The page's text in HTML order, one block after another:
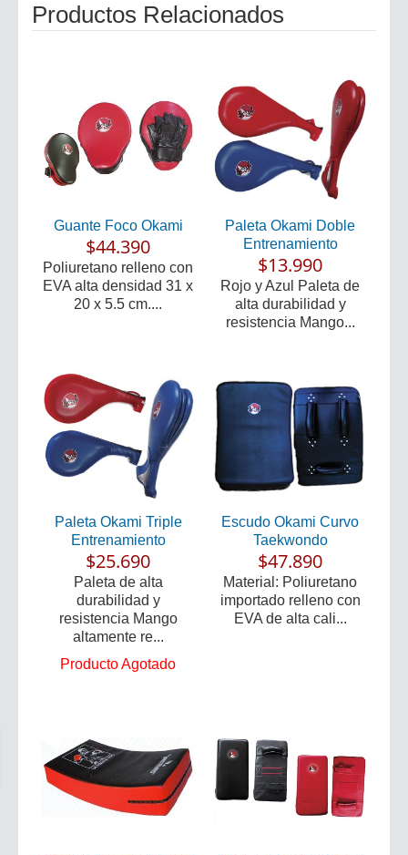
Productos Relacionados
Guante Foco Okami
$44.390
Poliuretano relleno con
EVA alta densidad 31 x
20 x 5.5 cm....
Paleta Okami Doble
Entrenamiento
$13.990
Rojo y Azul Paleta de
alta durabilidad y
resistencia Mango...
Paleta Okami Triple
Entrenamiento
$25.690
Paleta de alta
durabilidad y
resistencia Mango
altamente re...
Producto Agotado
Escudo Okami Curvo
Taekwondo
$47.890
Material: Poliuretano
importado relleno con
EVA de alta cali...